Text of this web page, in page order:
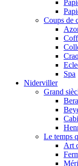
Coups de
Spa
Niderviller
Grand
Le temps
Art